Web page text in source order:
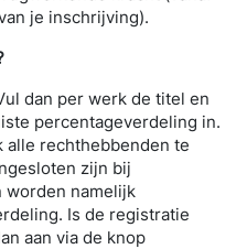
je inschrijving).
dan per werk de titel en
percentageverdeling in.
rechthebbenden te
zijn bij
worden namelijk
Is de registratie
aan via de knop